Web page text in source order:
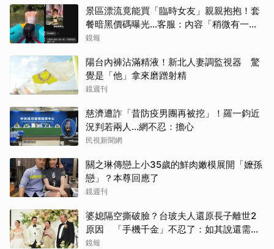
景區漂流竟能買「臨時女友」親親抱抱！套
餐暗黑價碼曝光…客服：內容「稍微有一點
尺度」
鏡報
陽台內褲沾滿精液！新北人妻調監視器 驚
覺是「他」拿來磨蹭射精
鏡週刊
慈濟遭詐「昔防疫男團再被挖」！羅一鈞近
況判若兩人…網不忍：擔心
民視新聞網
關之琳傳戀上小35歲的鮮肉嫩模展開「嬤孫
戀」？本尊回應了
鏡週刊
婆媳隔空撕破臉？台玻夫人還原長子離世2
原因 「手機千金」不忍了：如其說還需要
離開嗎？
鏡報